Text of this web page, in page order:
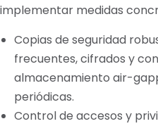
implementar medidas
Copias de seguridad
frecuentes, cifrados y
almacenamiento air-
periódicas.
Control de accesos y